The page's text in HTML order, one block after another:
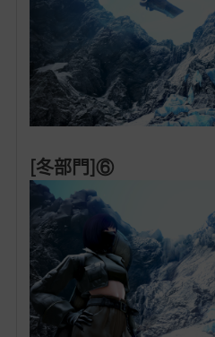
[冬部門]⑥